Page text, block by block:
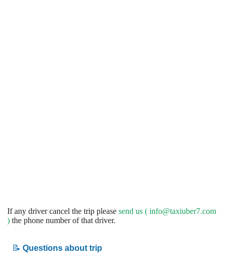
If any driver cancel the trip please send us ( info@taxiuber7.com
) the phone number of that driver.
📝 Questions about trip